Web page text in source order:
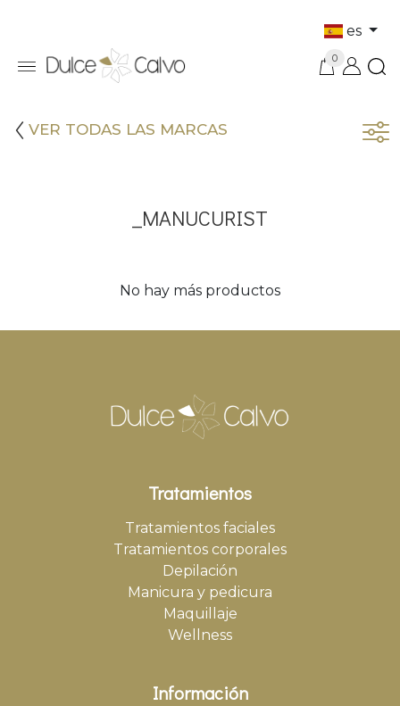
es
0
VER TODAS LAS MARCAS
_MANUCURIST
No hay más productos
Tratamientos
Tratamientos faciales
Tratamientos corporales
Depilación
Manicura y pedicura
Maquillaje
Wellness
Información